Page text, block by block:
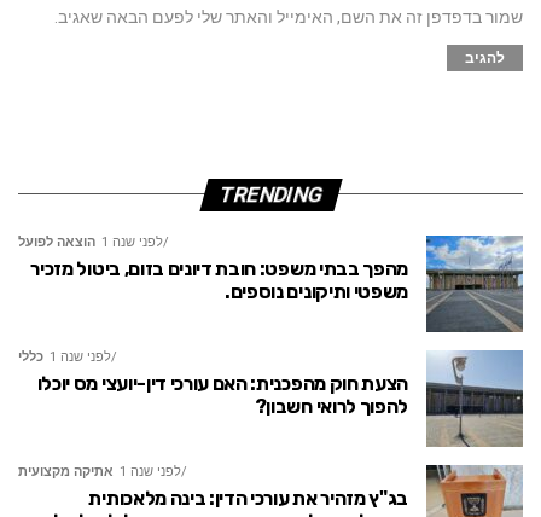
שמור בדפדפן זה את השם, האימייל והאתר שלי לפעם הבאה שאגיב.
TRENDING
הוצאה לפועל לפני שנה 1
מהפך בבתי משפט: חובת דיונים בזום, ביטול מזכיר
משפטי ותיקונים נוספים.
כללי לפני שנה 1
הצעת חוק מהפכנית: האם עורכי דין-יועצי מס יוכלו
להפוך לרואי חשבון?
אתיקה מקצועית לפני שנה 1
בג"ץ מזהיר את עורכי הדין: בינה מלאכותית